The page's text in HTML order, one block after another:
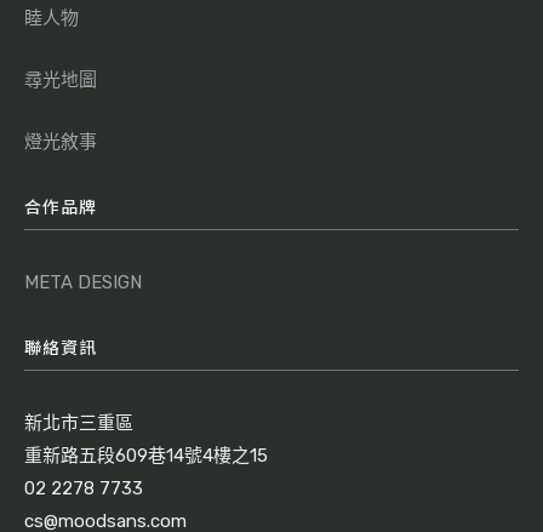
睦人物
尋光地圖
燈光敘事
合作品牌
META DESIGN
聯絡資訊
新北市三重區
重新路五段609巷14號4樓之15
02 2278 7733
cs@moodsans.com